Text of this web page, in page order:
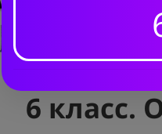
6 класс.